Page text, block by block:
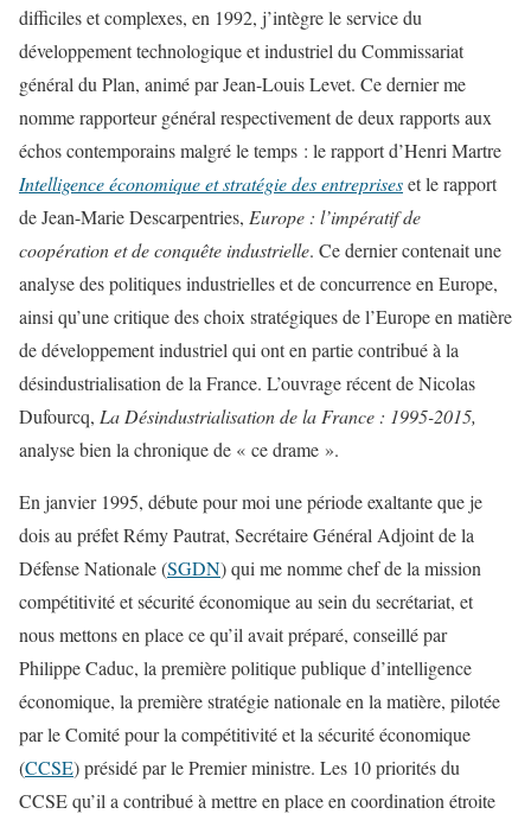
difficiles et complexes, en 1992, j’intègre le service du
développement technologique et industriel du Commissariat
général du Plan, animé par Jean-Louis Levet. Ce dernier me
nomme rapporteur général respectivement de deux rapports aux
échos contemporains malgré le temps : le rapport d’Henri Martre
Intelligence économique et stratégie des entrepriseset le rapport
de Jean-Marie Descarpentries, Europe : l’impératif de
coopération et de conquête industrielle. Ce dernier contenait une
analyse des politiques industrielles et de concurrence en Europe,
ainsi qu’une critique des choix stratégiques de l’Europe en matière
de développement industriel qui ont en partie contribué à la
désindustrialisation de la France. L’ouvrage récent de Nicolas
Dufourcq, La Désindustrialisation de la France : 1995-2015,
analyse bien la chronique de « ce drame ».
En janvier 1995, débute pour moi une période exaltante que je
dois au préfet Rémy Pautrat, Secrétaire Général Adjoint de la
Défense Nationale (SGDN) qui me nomme chef de la mission
compétitivité et sécurité économique au sein du secrétariat, et
nous mettons en place ce qu’il avait préparé, conseillé par
Philippe Caduc, la première politique publique d’intelligence
économique, la première stratégie nationale en la matière, pilotée
par le Comité pour la compétitivité et la sécurité économique
(CCSE) présidé par le Premier ministre. Les 10 priorités du
CCSE qu’il a contribué à mettre en place en coordination étroite